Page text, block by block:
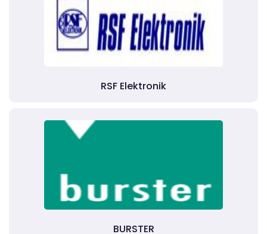
RSF Elektronik
BURSTER